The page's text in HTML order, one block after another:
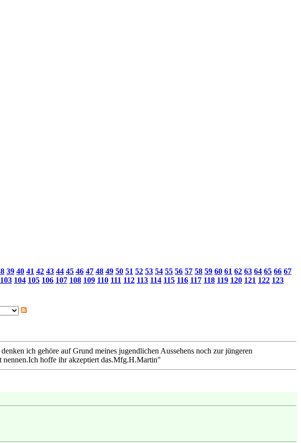
39 40 41 42 43 44 45 46 47 48 49 50 51 52 53 54 55 56 57 58 59 60 61 62 63 64 65 66 67
103 104 105 106 107 108 109 110 111 112 113 114 115 116 117 118 119 120 121 122 123
ich gehöre auf Grund meines jugendlichen Aussehens noch zur jüngeren
hoffe ihr akzeptiert das.Mfg.H.Martin"